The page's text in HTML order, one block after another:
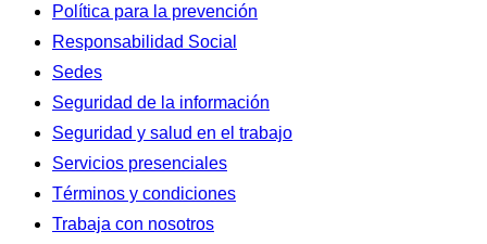
Política para la prevención
Responsabilidad Social
Sedes
Seguridad de la información
Seguridad y salud en el trabajo
Servicios presenciales
Términos y condiciones
Trabaja con nosotros